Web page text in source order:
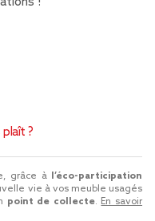
?
grâce à
l’éco-participation
vie à vos meuble usagés
point de collecte. En savoir